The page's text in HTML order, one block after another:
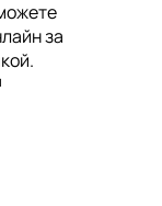
за